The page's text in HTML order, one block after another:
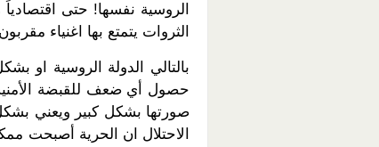
الروسية نفسها! حتى اقتصادياً
الثروات يتمتع بها اغنياء
بالتالي الدولة الروسية او
حصول أي ضعف للقبضة
صورتها بشكل كبير ويعني
الاحتلال ان الحرية أصبحت